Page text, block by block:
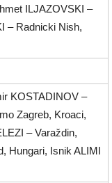
ILJAZOVSKI –
– Radnicki Nish,
KOSTADINOV –
Zagreb, Kroaci,
– Varaždin,
Hungari, Isnik ALIMI